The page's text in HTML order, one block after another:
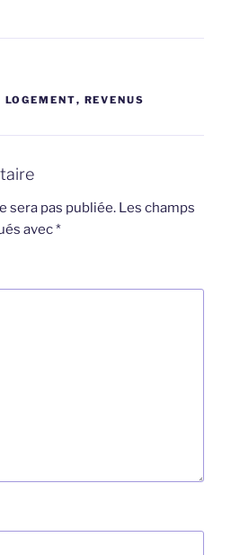
LOGEMENT, REVENUS
sera pas publiée. Les champs
avec*